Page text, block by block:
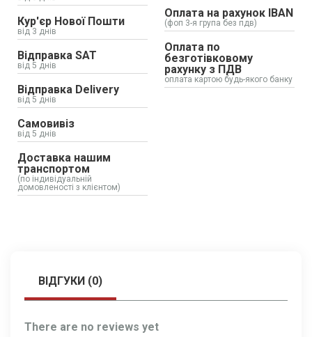
Кур'єр Нової Пошти
від 3 днів
Відправка SAT
від 5 днів
Відправка Delivery
від 5 днів
Самовивіз
від 5 днів
Доставка нашим
транспортом
(по індивідуальній
домовленості з клієнтом)
Оплата на рахунок IBAN
(фоп 3-я група без пдв)
Оплата по
безготівковому
рахунку з ПДВ
оплата картою будь-якого банку
ВІДГУКИ (0)
There are no reviews yet